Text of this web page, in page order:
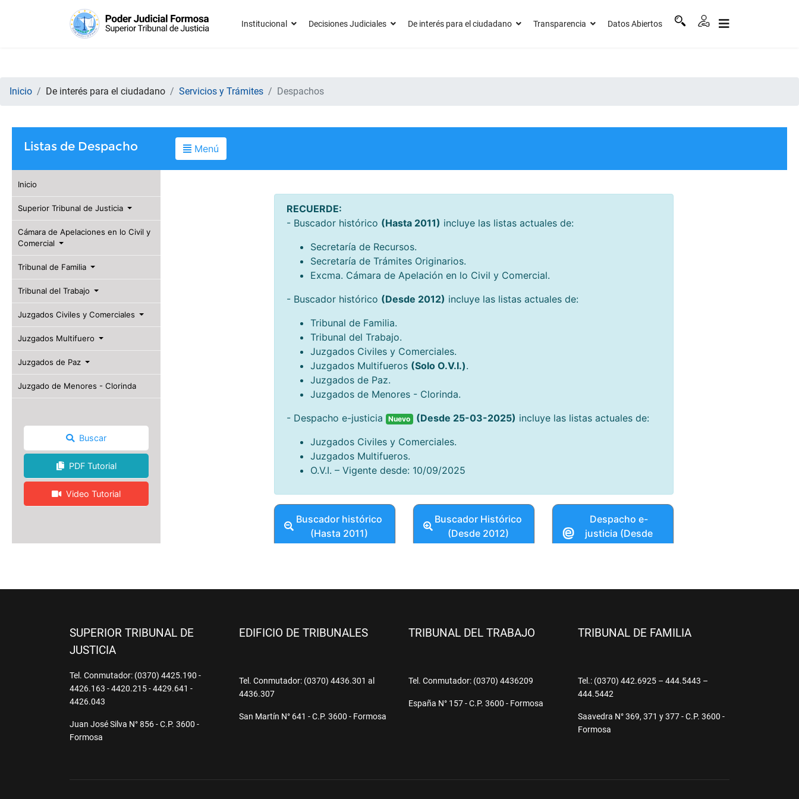
Institucional Decisiones Judiciales De interés para el ciudadano Transparencia Datos Abiertos
Inicio De interés para el ciudadano Servicios y Trámites Despachos
SUPERIOR TRIBUNAL DE
JUSTICIA
Tel. Conmutador: (0370) 4425.190 -
4426.163 - 4420.215 - 4429.641 -
4426.043
Juan José Silva N° 856 - C.P. 3600 -
Formosa
EDIFICIO DE TRIBUNALES
Tel. Conmutador: (0370) 4436.301 al
4436.307
San Martín N° 641 - C.P. 3600 - Formosa
TRIBUNAL DEL TRABAJO
Tel. Conmutador: (0370) 4436209
España N° 157 - C.P. 3600 - Formosa
TRIBUNAL DE FAMILIA
Tel.: (0370) 442.6925 – 444.5443 –
444.5442
Saavedra N° 369, 371 y 377 - C.P. 3600 -
Formosa